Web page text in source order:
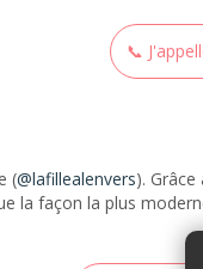
📞
(@lafillealenvers).
la façon la plus